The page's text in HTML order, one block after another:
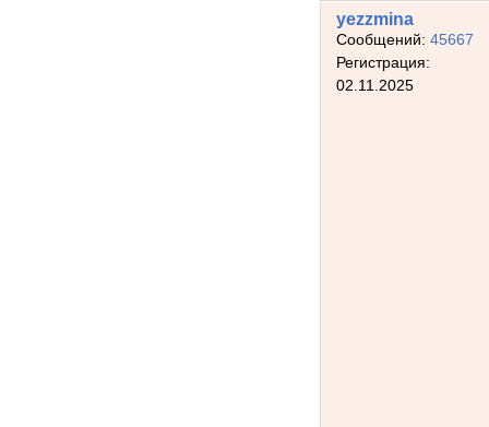
yezzmina
Сообщений:45667
Регистрация:
02.11.2025